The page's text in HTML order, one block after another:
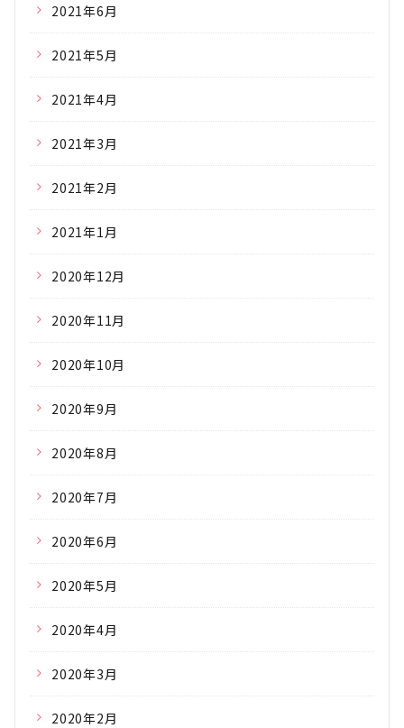
2021年6月
2021年5月
2021年4月
2021年3月
2021年2月
2021年1月
2020年12月
2020年11月
2020年10月
2020年9月
2020年8月
2020年7月
2020年6月
2020年5月
2020年4月
2020年3月
2020年2月